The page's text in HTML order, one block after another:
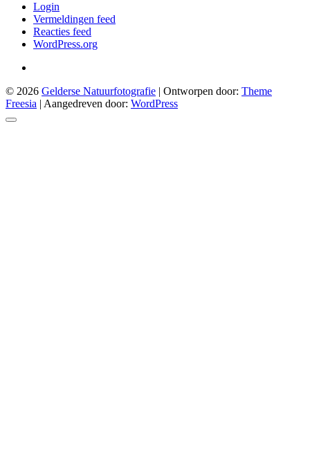
Login
Vermeldingen feed
Reacties feed
WordPress.org
© 2026 Gelderse Natuurfotografie | Ontworpen door: Theme
Freesia | Aangedreven door: WordPress